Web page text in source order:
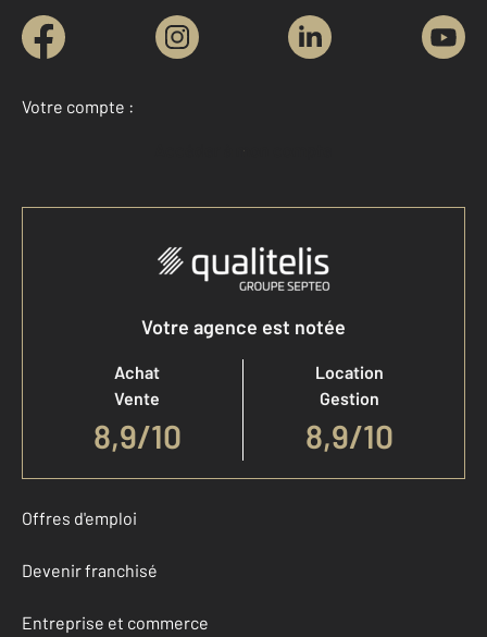
Votre compte :
Accéder à mon compte
Votre agence est notée
Achat
Vente
8,9/10
Location
Gestion
8,9/10
Offres d'emploi
Devenir franchisé
Entreprise et commerce